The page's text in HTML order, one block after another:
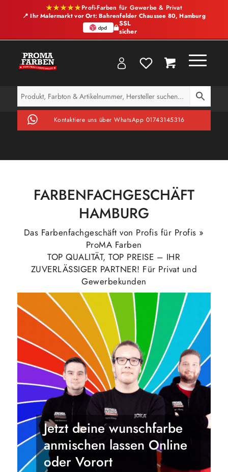
★★★★★Profi-Farben für Gewerbe & Privat
📍 Ihr Malermarkt vor Ort: Bahrenfelder Chaussee 80, Hamburg
SSL
sicher
Kontaktiere uns über WhatsApp 01743145316
FARBENFACHGESCHÄFT
HAMBURG
Das Farbenfachgeschäft von Profis für Profis »
ProMA Farben
TOP QUALITÄT, TOP PREISE – IHR
ZUVERLÄSSIGER PARTNER! Für Privat und
Gewerbekunden
Jetzt deine wunschfarbe
anmischen lassen Online
oder Vorort